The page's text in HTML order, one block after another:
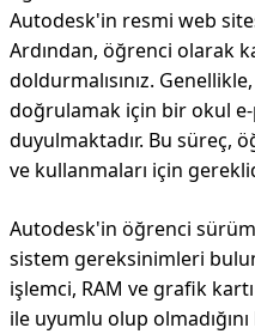
Autodesk'in resmi web
Ardından, öğrenci olarak
doldurmalısınız.
doğrulamak için bir okul
duyulmaktadır. Bu süreç,
ve kullanmaları için
Autodesk'in öğrenci
sistem gereksinimleri
işlemci, RAM ve grafik
ile uyumlu olup